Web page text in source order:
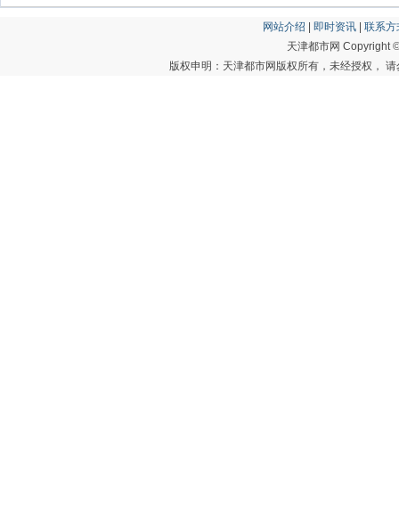
网站介绍 即时资讯
联系方
天津都市网 Copyright
版权申明：天津都市网版权所有，未经授权，